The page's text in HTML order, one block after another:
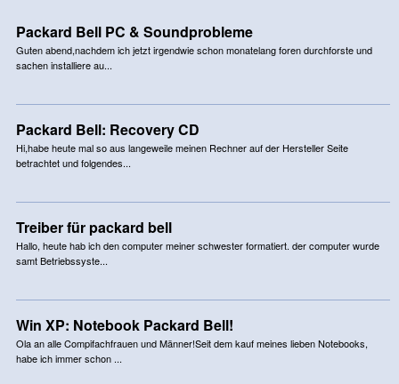
Packard Bell PC & Soundprobleme
Guten abend,nachdem ich jetzt irgendwie schon monatelang foren durchforste und
sachen installiere au...
Packard Bell: Recovery CD
Hi,habe heute mal so aus langeweile meinen Rechner auf der Hersteller Seite
betrachtet und folgendes...
Treiber für packard bell
Hallo, heute hab ich den computer meiner schwester formatiert. der computer wurde
samt Betriebssyste...
Win XP: Notebook Packard Bell!
Ola an alle Compifachfrauen und Männer!Seit dem kauf meines lieben Notebooks,
habe ich immer schon ...